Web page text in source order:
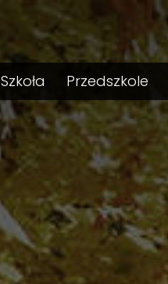
Szkoła Przedszkole